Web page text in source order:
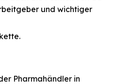
und wichtiger
Pharmahändler in